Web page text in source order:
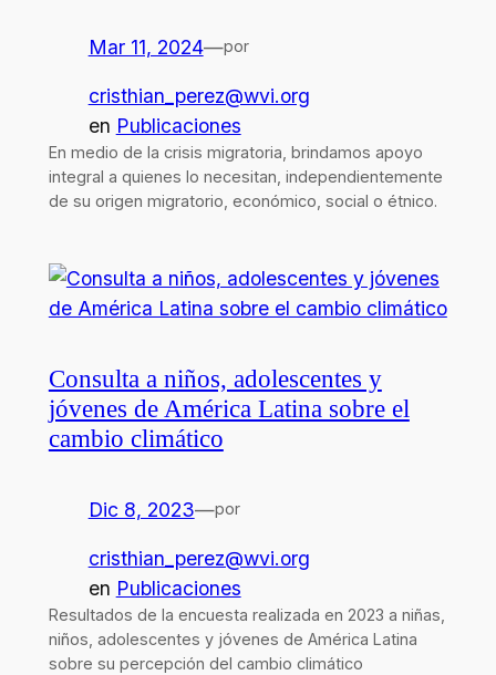
Mar 11, 2024—por
cristhian_perez@wvi.org
en Publicaciones
En medio de la crisis migratoria, brindamos apoyo
integral a quienes lo necesitan, independientemente
de su origen migratorio, económico, social o étnico.
Consulta a niños, adolescentes y
jóvenes de América Latina sobre el
cambio climático
Dic 8, 2023—por
cristhian_perez@wvi.org
en Publicaciones
Resultados de la encuesta realizada en 2023 a niñas,
niños, adolescentes y jóvenes de América Latina
sobre su percepción del cambio climático